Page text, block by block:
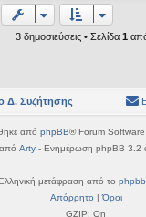
3 δημοσιεύσεις • Σελίδα 1
Δ. Συζήτησης
από phpBB® Forum
Arty- Ενημέρωση phpBB 3.2
Ελληνική μετάφραση από το
Απόρρητο |Όροι
GZIP: On